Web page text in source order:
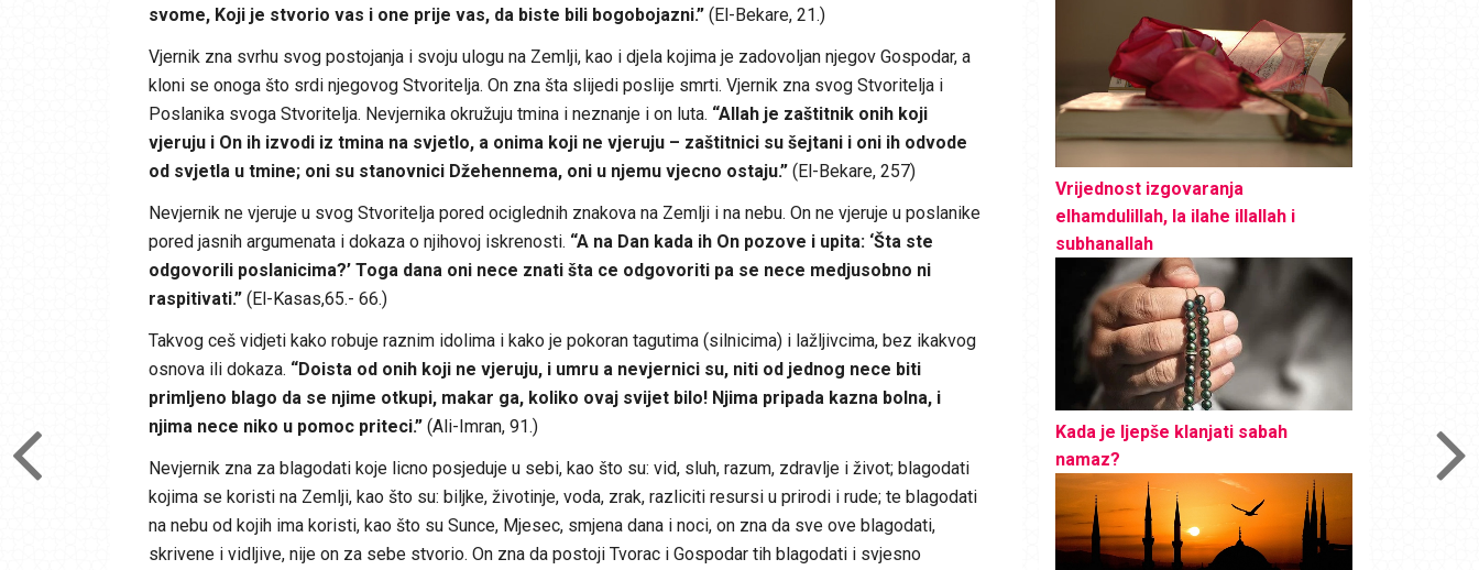
svome, Koji je stvorio vas i one prije vas, da biste bili bogobojazni.”(El-Bekare, 21.)
Vjernik zna svrhu svog postojanja i svoju ulogu na Zemlji, kao i djela kojima je zadovoljan njegov Gospodar, a
kloni se onoga što srdi njegovog Stvoritelja. On zna šta slijedi poslije smrti. Vjernik zna svog Stvoritelja i
Poslanika svoga Stvoritelja. Nevjernika okružuju tmina i neznanje i on luta. “Allah je zaštitnik onih koji
vjeruju i On ih izvodi iz tmina na svjetlo, a onima koji ne vjeruju – zaštitnici su šejtani i oni ih odvode
od svjetla u tmine; oni su stanovnici Džehennema, oni u njemu vjecno ostaju.”(El-Bekare, 257)
Nevjernik ne vjeruje u svog Stvoritelja pored ociglednih znakova na Zemlji i na nebu. On ne vjeruje u poslanike
pored jasnih argumenata i dokaza o njihovoj iskrenosti. “A na Dan kada ih On pozove i upita: ‘Šta ste
odgovorili poslanicima?’ Toga dana oni nece znati šta ce odgovoriti pa se nece medjusobno ni
raspitivati.”(El-Kasas,65.- 66.)
Takvog ceš vidjeti kako robuje raznim idolima i kako je pokoran tagutima (silnicima) i lažljivcima, bez ikakvog
osnova ili dokaza. “Doista od onih koji ne vjeruju, i umru a nevjernici su, niti od jednog nece biti
primljeno blago da se njime otkupi, makar ga, koliko ovaj svijet bilo! Njima pripada kazna bolna, i
njima nece niko u pomoc priteci.”(Ali-Imran, 91.)
Nevjernik zna za blagodati koje licno posjeduje u sebi, kao što su: vid, sluh, razum, zdravlje i život; blagodati
kojima se koristi na Zemlji, kao što su: biljke, životinje, voda, zrak, razliciti resursi u prirodi i rude; te blagodati
na nebu od kojih ima koristi, kao što su Sunce, Mjesec, smjena dana i noci, on zna da sve ove blagodati,
skrivene i vidljive, nije on za sebe stvorio. On zna da postoji Tvorac i Gospodar tih blagodati i svjesno
Vrijednost izgovaranja
elhamdulillah, la ilahe illallah i
subhanallah
Kada je ljepše klanjati sabah
namaz?